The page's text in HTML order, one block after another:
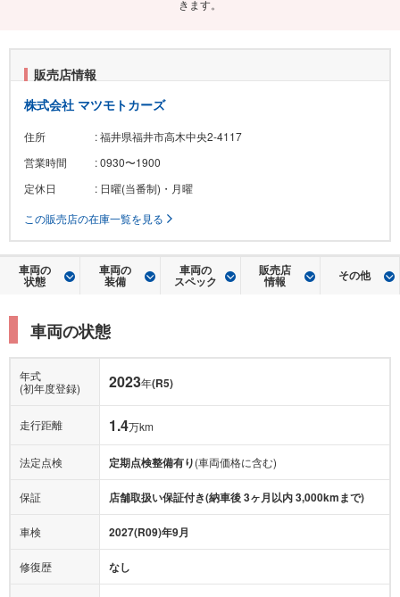
きます。
販売店情報
株式会社 マツモトカーズ
住所
: 福井県福井市高木中央2-4117
営業時間
: 0930〜1900
定休日
: 日曜(当番制)・月曜
この販売店の在庫一覧を見る
車両の
状態
車両の
装備
車両の
スペック
販売店
情報 その他
車両の状態
年式
(初年度登録)
2023年(R5)
走行距離 1.4万km
法定点検 定期点検整備有り(車両価格に含む)
保証 店舗取扱い保証付き(納車後 3ヶ月以内 3,000kmまで)
車検 2027(R09)年9月
修復歴 なし